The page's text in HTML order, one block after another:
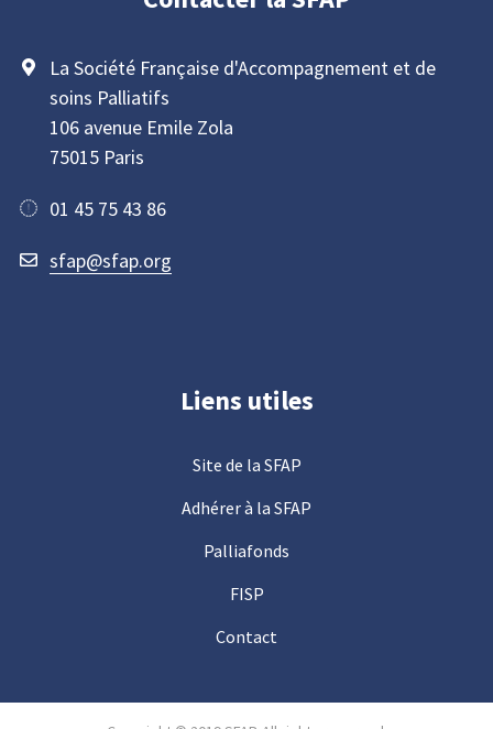
La Société Française d'Accompagnement et de
soins Palliatifs
106 avenue Emile Zola
75015 Paris
01 45 75 43 86
sfap@sfap.org
Liens utiles
Site de la SFAP
Adhérer à la SFAP
Palliafonds
FISP
Contact